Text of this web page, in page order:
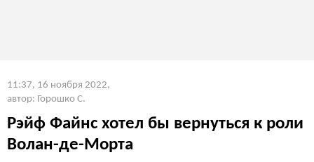
11:37, 16 ноября 2022,
автор: Горошко С.
Рэйф Файнс хотел бы вернуться к роли
Волан-де-Морта